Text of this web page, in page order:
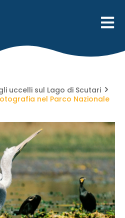
uccelli sul Lago di Scutari
nel Parco Nazionale